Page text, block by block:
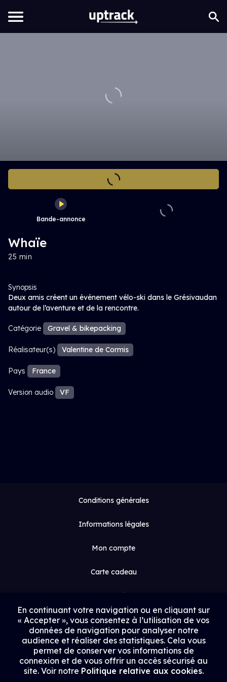
Bande-annonce
Whaïe
25 min
Synopsis
Deux amis créent un événement vélo-ski dans le Grésivaudan
autour de l’aventure et de la rencontre.
Catégorie Gravel & bikepacking
Réalisateur(s) Valentine de Cormis
Pays France
Version audio VF
Conditions générales
Informations légales
Mon compte
Carte cadeau
Espace médias
Contact
Proposer un film
Rejoindre Uptrack
En continuant votre navigation ou en cliquant sur
« Accepter », vous consentez à l’utilisation de vos
données de navigation pour analyser notre
audience et réaliser des statistiques. Cela vous
permet de conserver vos informations de
connexion et de vous offrir un accès sécurisé au
site. Voir notre Politique relative aux cookies.